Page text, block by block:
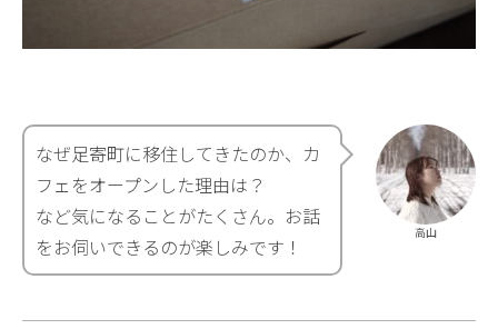
高山
なぜ足寄町に移住してきたのか、カ
フェをオープンした理由は？
など気になることがたくさん。お話
をお伺いできるのが楽しみです！